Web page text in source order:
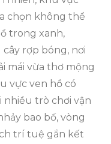
chọn không thể
trong xanh,
rợp bóng, nơi
mái vừa thơ mộng
vực ven hồ có
trò chơi vận
bao bố, vòng
trí tuệ gắn kết